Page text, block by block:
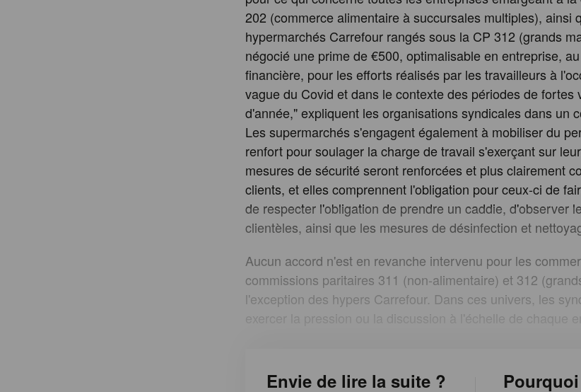
202 (commerce alimentaire à succursales multiples), ainsi
hypermarchés Carrefour rangés sous la CP 312 (grands
négocié une prime de €500, optimalisable en entreprise,
financière, pour les efforts réalisés par les travailleurs à
vague du Covid et dans le contexte des périodes de fortes
d'année," expliquent les organisations syndicales dans un
Les supermarchés s'engagent également à mobiliser du
renfort pour soulager la charge de travail s'exerçant sur
mesures de sécurité seront renforcées et plus clairement
clients, et elles comprennent l'obligation pour ceux-ci de
de respecter l'obligation de prendre un caddie, d'observer
clientèles, ainsi que les mesures de désinfection et
Aucun accord n'est en revanche intervenu pour les
commissions paritaires 311 (non-alimentaire) et 312
l'exception des hypers Carrefour. Dans ces univers, les
exercer la pression ou la discussion à l'échelle de chaque
Envie de lire la suite ?